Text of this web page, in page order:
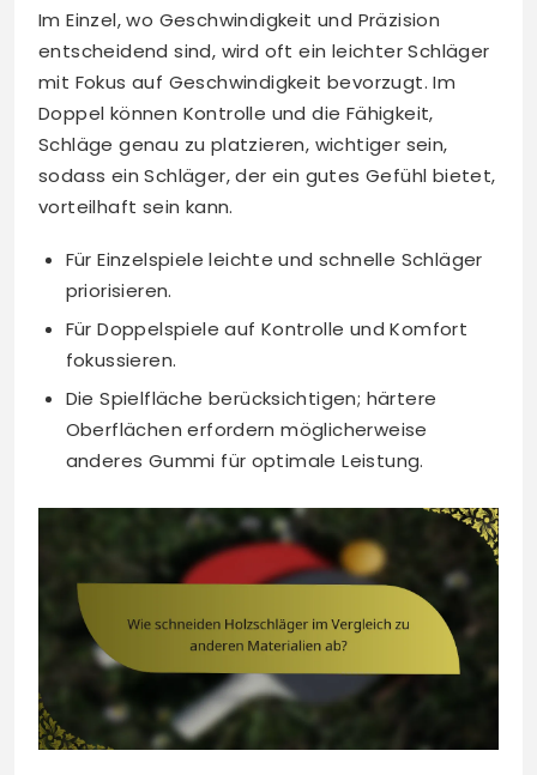
Im Einzel, wo Geschwindigkeit und Präzision
entscheidend sind, wird oft ein leichter Schläger
mit Fokus auf Geschwindigkeit bevorzugt. Im
Doppel können Kontrolle und die Fähigkeit,
Schläge genau zu platzieren, wichtiger sein,
sodass ein Schläger, der ein gutes Gefühl bietet,
vorteilhaft sein kann.
Für Einzelspiele leichte und schnelle Schläger
priorisieren.
Für Doppelspiele auf Kontrolle und Komfort
fokussieren.
Die Spielfläche berücksichtigen; härtere
Oberflächen erfordern möglicherweise
anderes Gummi für optimale Leistung.